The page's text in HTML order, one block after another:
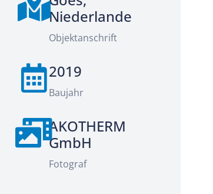
Niederlande
Objektanschrift
2019
Baujahr
AKOTHERM
GmbH
Fotograf